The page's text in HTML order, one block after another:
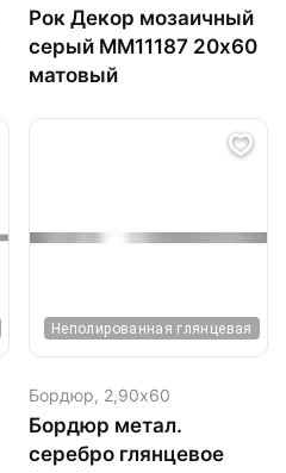
Рок Декор мозаичный
серый ММ11187 20х60
матовый
Неполированная глянцевая
Бордюр, 2,90х60
Бордюр метал.
серебро глянцевое